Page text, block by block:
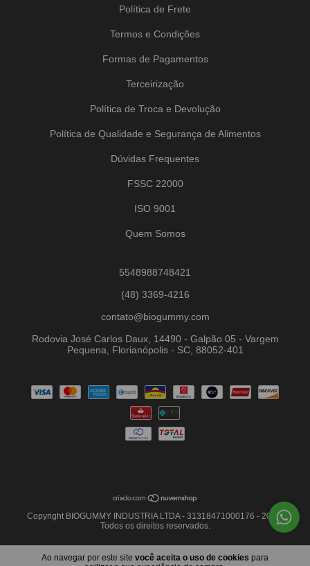
Ao navegar por este site você aceita o uso de cookies para
Política de Frete
Termos e Condições
Formas de Pagamentos
Terceirização
Política de Troca e Devolução
Política de Qualidade e Segurança de Alimentos
Dúvidas Frequentes
FSSC 22000
ISO 9001
Quem Somos
5548988748421
(48) 3369-4216
contato@biogummy.com
Rodovia José Carlos Daux, 14490 - Galpão 05 - Vargem
Pequena, Florianópolis - SC, 88052-401
Copyright BIOGUMMY INDUSTRIA LTDA - 31318471000176 - 2026.
Todos os direitos reservados.